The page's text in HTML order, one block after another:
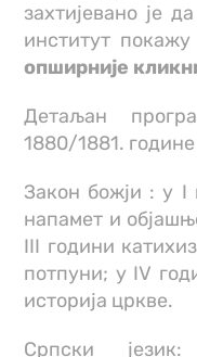
захтијевано је
институт
опширније
Детаљан
1880/1881.
Закон божји : у I
напамет и
III години
потпуни; у IV
историја цркве.
Српски језик: